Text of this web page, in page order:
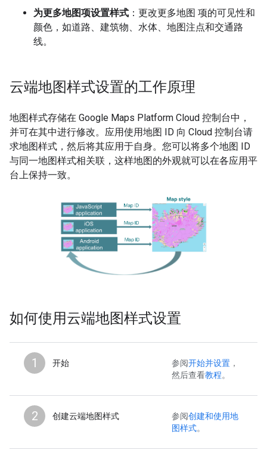
为更多地图项设置样式 ：更改更多地图 项的可见性和
颜色，如道路、建筑物、水体、地图注点和交通路
线。
云端地图样式设置的工作原理
地图样式存储在 Google Maps Platform Cloud 控制台中，
并可在其中进行修改。应用使用地图 ID 向 Cloud 控制台请
求地图样式，然后将其应用于自身。您可以将多个地图 ID
与同一地图样式相关联，这样地图的外观就可以在各应用平
台上保持一致。
如何使用云端地图样式设置
1 开始 参阅开始并设置 ，
然后查看教程。
2 创建云端地图样式 参阅创建和使用地
图样式。